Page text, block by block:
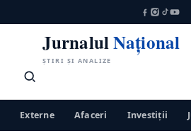
JurnalulNațional
ȘTIRI ȘI ANALIZE
Externe Afaceri Investiții